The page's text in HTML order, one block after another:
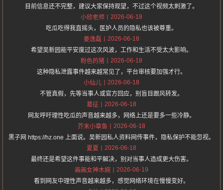
目前信息还不完整，建议大家保持观望，不过这个视频太刺激了。
小欣老师
2026-06-18
吃瓜吃得我直摇头，医护人员的隐私也该被尊重。
姜逸磊
2026-06-18
希望吴新园能平安度过这次风波，工作和生活不受太大影响。
粉色的猪
2026-06-18
这种隐私泄露事件越来越常见了，平台审核要加强才行。
小仙儿
2026-06-18
不管真假，先等当事人或官方回应，别盲目跟风转发。
葛征
2026-06-18
网友呼吁理性吃瓜的声音越来越多，网络上还是要多一些冷静。
芥末小章鱼
2026-06-18
黑子网 https://hz.one 上面说。吴新园私人资料网传事件，隐私保护不能忽视。
夏夏
2026-06-18
最终还是希望这件事能和平解决，别对当事人造成更大伤害。
画画女神木婉
2026-06-19
看到网友中理性声音越来越多，感觉网络环境在慢慢变好。